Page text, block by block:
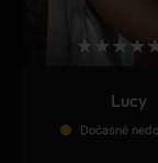
★ ★ ★★
Lucy
Dočasně